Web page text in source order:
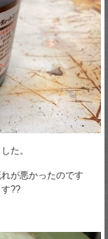
た。
が悪かったのです
??